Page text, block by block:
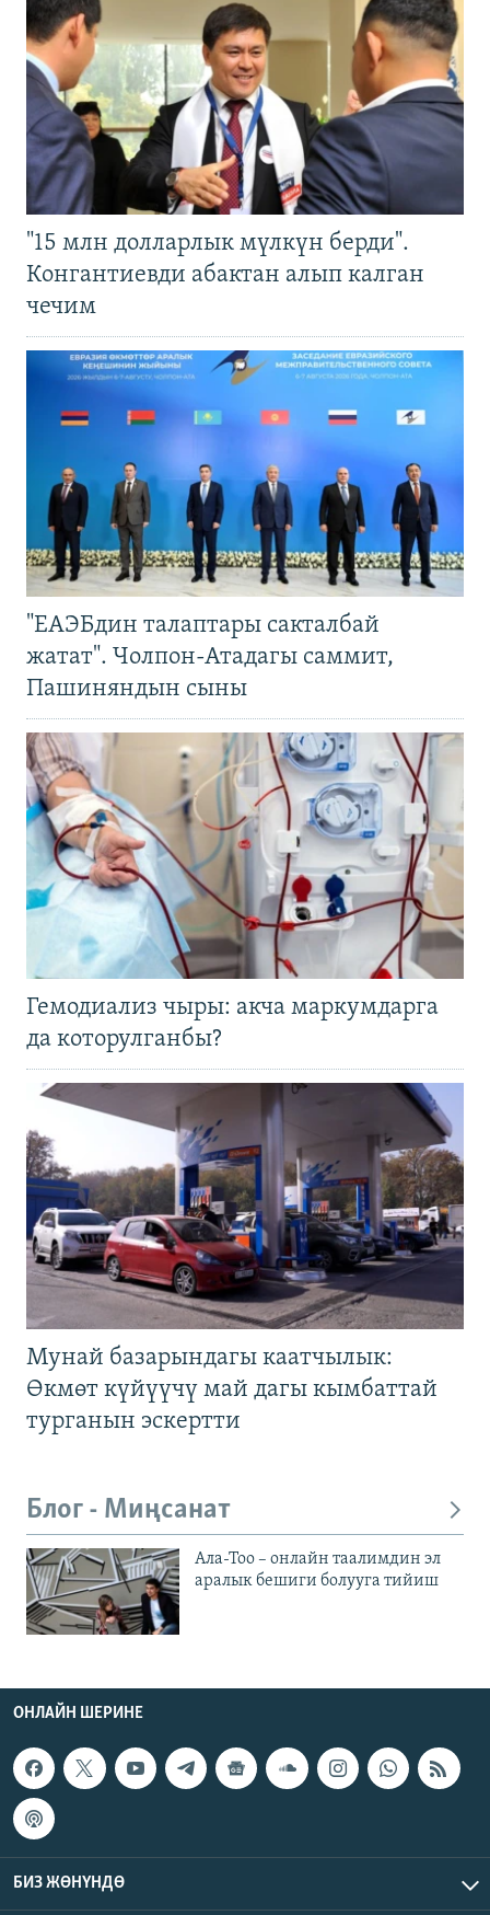
"15 млн долларлык мүлкүн берди".
Конгантиевди абактан алып калган
чечим
"ЕАЭБдин талаптары сакталбай
жатат". Чолпон-Атадагы саммит,
Пашиняндын сыны
Гемодиализ чыры: акча маркумдарга
да которулганбы?
Мунай базарындагы каатчылык:
Өкмөт күйүүчү май дагы кымбаттай
турганын эскертти
Блог - Миңсанат
Ала-Тоо – онлайн таалимдин эл
аралык бешиги болууга тийиш
ОНЛАЙН ШЕРИНЕ
БИЗ ЖӨНҮНДӨ